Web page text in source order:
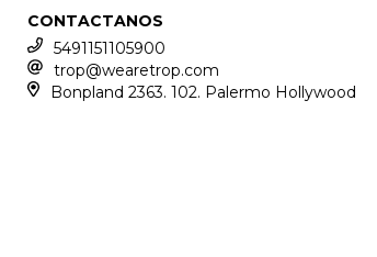
CONTACTANOS
5491151105900
trop@wearetrop.com
Bonpland 2363. 102. Palermo Hollywood